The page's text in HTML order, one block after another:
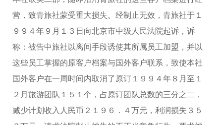
营，致青旅社蒙受重大损失。经制止无效，青旅社于１
９９４年９月１３日向北京市中级人民法院起诉，诉
称：被告中旅社以离间手段诱使其所属员工加盟，并以
这些员工掌握的原客户档案与国外客户联系，致使本社
国外客户在一周时间内取消了原订１９９４年８月至１
２月旅游团队１５１个，占原订团队总数的三分之二，
减少计划收入人民币２１９６．４万元，利润损失３５